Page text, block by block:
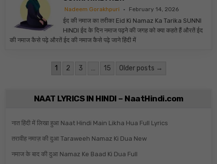
Nadeem Gorakhpuri February 14, 2026
ईद की नमाज का तरीका Eid Ki Namaz Ka Tarika SUNNI
HINDI ईद के दिन नमाज पढ़ने की जगह को क्या कहते हैं औरतें ईद
की नमाज कैसे पढ़े औरतें ईद की नमाज कैसे पढ़े जाने हिंदी में
Posts pagination
1 2 3 … 15 Older posts →
NAAT LYRICS IN HINDI – NaatHindi.com
नात हिंदी में लिखा हुआ Naat Hindi Main Likha Hua Full Lyrics
तरावीह नमाज़ की दुआ Taraweeh Namaz Ki Dua New
नमाज के बाद की दुआ Namaz Ke Baad Ki Dua Full